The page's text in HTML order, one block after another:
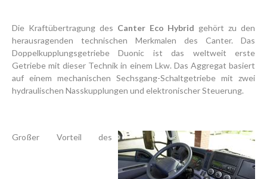
Die Kraftübertragung des Canter Eco Hybrid gehört zu den
herausragenden technischen Merkmalen des Canter. Das
Doppelkupplungsgetriebe Duonic ist das weltweit erste
Getriebe mit dieser Technik in einem Lkw. Das Aggregat basiert
auf einem mechanischen Sechsgang-Schaltgetriebe mit zwei
hydraulischen Nass­kupplungen und elektronischer Steuerung.
Großer Vorteil des